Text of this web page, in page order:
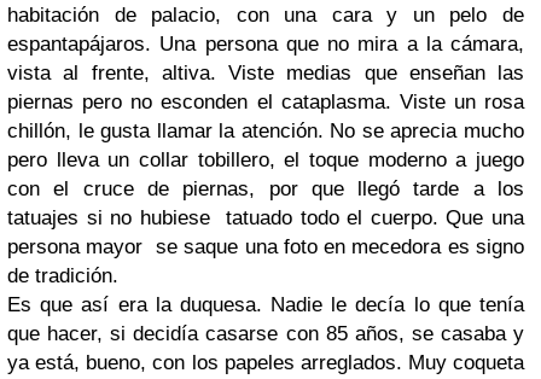
habitación de palacio, con una cara y un pelo de
espantapájaros. Una persona que no mira a la cámara,
vista al frente, altiva. Viste medias que enseñan las
piernas pero no esconden el cataplasma. Viste un rosa
chillón, le gusta llamar la atención. No se aprecia mucho
pero lleva un collar tobillero, el toque moderno a juego
con el cruce de piernas, por que llegó tarde a los
tatuajes si no hubiese tatuado todo el cuerpo. Que una
persona mayor se saque una foto en mecedora es signo
de tradición.
Es que así era la duquesa. Nadie le decía lo que tenía
que hacer, si decidía casarse con 85 años, se casaba y
ya está, bueno, con los papeles arreglados. Muy coqueta